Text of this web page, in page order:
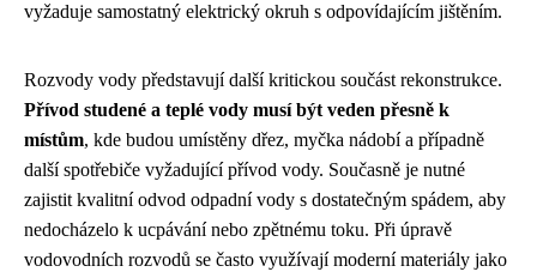
vyžaduje samostatný elektrický okruh s odpovídajícím jištěním.
Rozvody vody představují další kritickou součást rekonstrukce.
Přívod studené a teplé vody musí být veden přesně k
místům, kde budou umístěny dřez, myčka nádobí a případně
další spotřebiče vyžadující přívod vody. Současně je nutné
zajistit kvalitní odvod odpadní vody s dostatečným spádem, aby
nedocházelo k ucpávání nebo zpětnému toku. Při úpravě
vodovodních rozvodů se často využívají moderní materiály jako